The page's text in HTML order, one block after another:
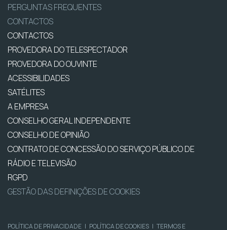
PERGUNTAS FREQUENTES
CONTACTOS
CONTACTOS
PROVEDORA DO TELESPECTADOR
PROVEDORA DO OUVINTE
ACESSIBILIDADES
SATÉLITES
A EMPRESA
CONSELHO GERAL INDEPENDENTE
CONSELHO DE OPINIÃO
CONTRATO DE CONCESSÃO DO SERVIÇO PÚBLICO DE
RÁDIO E TELEVISÃO
RGPD
GESTÃO DAS DEFINIÇÕES DE COOKIES
POLÍTICA DE PRIVACIDADE | POLÍTICA DE COOKIES | TERMOS E